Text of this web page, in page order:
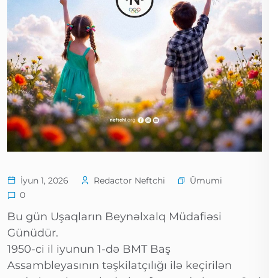
İyun 1, 2026 Redactor Neftchi
Ümumi
0
Bu gün Uşaqların Beynəlxalq Müdafiəsi
Günüdür.
1950-ci il iyunun 1-də BMT Baş
Assambleyasının təşkilatçılığı ilə keçirilən